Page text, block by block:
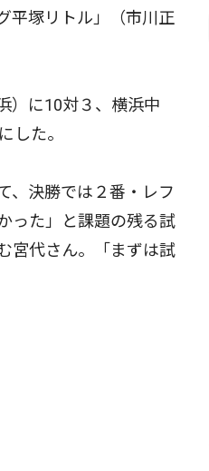
平塚リトル」（市川正
）に10対３、横浜中
した。
、決勝では２番・レフ
った」と課題の残る試
宮代さん。「まずは試